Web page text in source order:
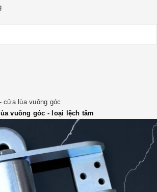
cửa lùa vuông góc
vuông góc - loại lệch tâm